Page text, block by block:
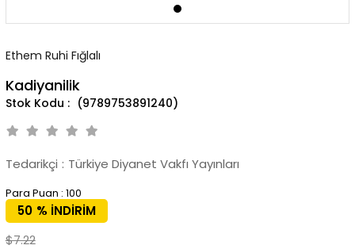
Ethem Ruhi Fığlalı
Kadiyanilik
(9789753891240)
Tedarikçi : Türkiye Diyanet Vakfı Yayınları
Para Puan : 100
%
50
İNDIRIM
$7.22